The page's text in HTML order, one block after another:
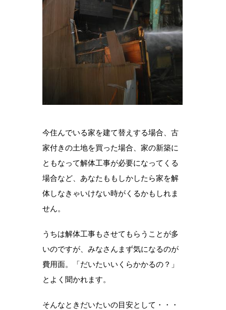
今住んでいる家を建て替えする場合、古
家付きの土地を買った場合、家の新築に
ともなって解体工事が必要になってくる
場合など、あなたももしかしたら家を解
体しなきゃいけない時がくるかもしれま
せん。
うちは解体工事もさせてもらうことが多
いのですが、みなさんまず気になるのが
費用面。「だいたいいくらかかるの？」
とよく聞かれます。
そんなときだいたいの目安として・・・